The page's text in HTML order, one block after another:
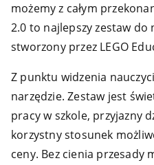
możemy z całym
2.0 to najlepszy zestaw
stworzony przez LEGO
Z punktu widzenia
narzędzie. Zestaw jest
pracy w szkole, przyjazny
korzystny stosunek
ceny. Bez cienia przesady